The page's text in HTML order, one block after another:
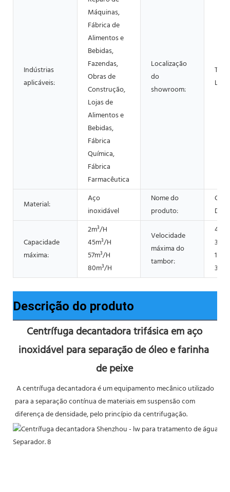
Indústrias
aplicáveis:
Máquinas,
Fábrica de
Alimentos e
Bebidas,
Fazendas,
Obras de
Construção,
Lojas de
Alimentos e
Bebidas,
Fábrica
Química,
Fábrica
Farmacêutica
Localização
do
showroom:
Material:
Aço
inoxidável
Nome do
produto:
Capacidade
máxima:
2m³/H
45m³/H
57m³/H
80m³/H
Velocidade
máxima do
tambor:
Descrição do produto
Centrífuga decantadora trifásica em aço
inoxidável para separação de óleo e farinha
de peixe
A centrífuga decantadora é um equipamento mecânico utilizado
para a separação contínua de materiais em suspensão com
diferença de densidade, pelo princípio da centrifugação.